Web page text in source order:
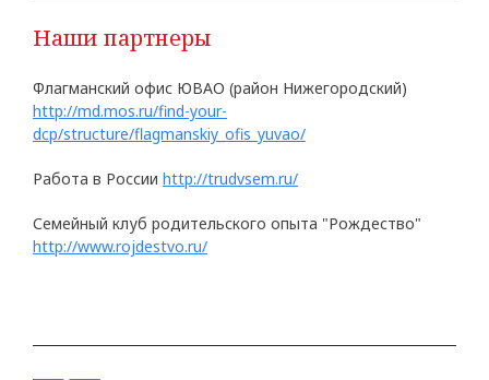
Наши партнеры
Флагманский офис ЮВАО (район Нижегородский)
http://md.mos.ru/find-your-
dcp/structure/flagmanskiy_ofis_yuvao/
Работа в России http://trudvsem.ru/
Семейный клуб родительского опыта "Рождество"
http://www.rojdestvo.ru/